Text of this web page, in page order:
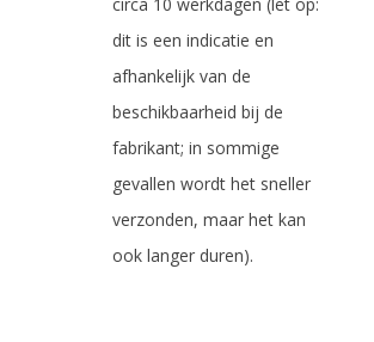
dit is een indicatie en
afhankelijk van de
beschikbaarheid bij de
fabrikant; in sommige
gevallen wordt het sneller
verzonden, maar het kan
ook langer duren).